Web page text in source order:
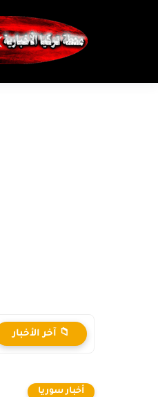
📁 آخر الأخبار
أخبار سوريا